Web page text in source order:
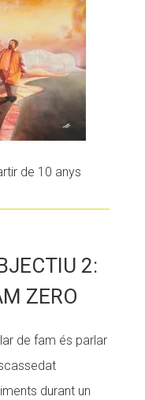
de 10 anys
2:
ZERO
de fam és parlar
durant un